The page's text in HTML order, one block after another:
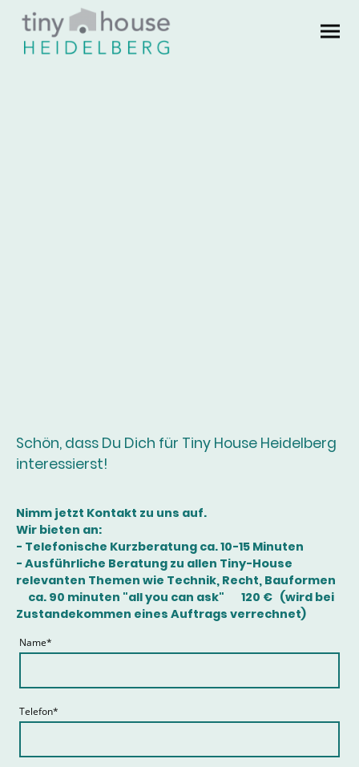
Schön, dass Du Dich für Tiny House Heidelberg
interessierst!
Nimm jetzt Kontakt zu uns auf.
Wir bieten an:
- Telefonische Kurzberatung ca. 10-15 Minuten
- Ausführliche Beratung zu allen Tiny-House
relevanten Themen wie Technik, Recht, Bauformen
ca. 90 minuten "all you can ask" 120 € (wird bei
Zustandekommen eines Auftrags verrechnet)
Name*
Telefon*